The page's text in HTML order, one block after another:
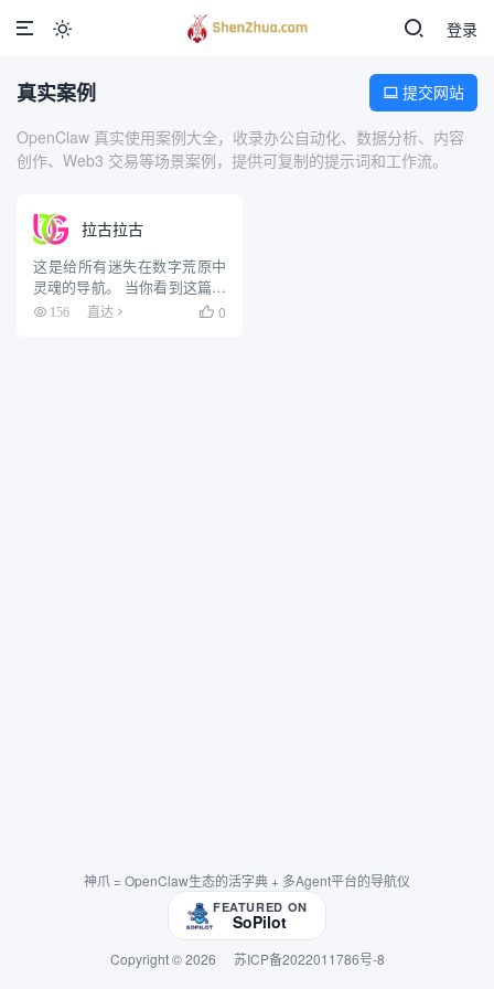
登录

真实案例  提交网站
OpenClaw 真实使用案例大全，收录办公自动化、数据分析、内容
创作、Web3 交易等场景案例，提供可复制的提示词和工作流。
拉古拉古
这是给所有迷失在数字荒原中
灵魂的导航。 当你看到这篇文
章时，意味着你已经穿透了现
156 直达  0
神爪 = OpenClaw生态的活字典 + 多Agent平台的导航仪
FEATURED ON
SoPilot
Copyright © 2026 苏ICP备2022011786号-8